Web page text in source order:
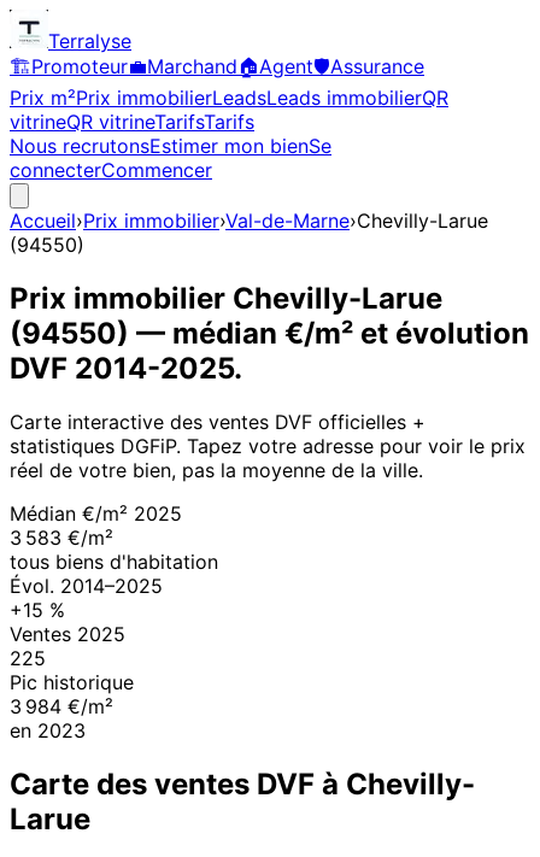
Terralyse
🏗️Promoteur💼Marchand🏠Agent🛡️Assurance
Prix m²Prix immobilierLeadsLeads immobilierQR
vitrineQR vitrineTarifsTarifs
Nous recrutonsEstimer mon bienSe
connecterCommencer
Accueil›Prix immobilier›Val-de-Marne›Chevilly-Larue
(94550)
Prix immobilier Chevilly-Larue
(94550) — médian €/m² et évolution
DVF 2014-2025.
Carte interactive des ventes DVF officielles +
statistiques DGFiP. Tapez votre adresse pour voir le prix
réel de votre bien, pas la moyenne de la ville.
Médian €/m² 2025
3 583 €/m²
tous biens d'habitation
Évol. 2014–2025
+15 %
Ventes 2025
225
Pic historique
3 984 €/m²
en 2023
Carte des ventes DVF à Chevilly-
Larue